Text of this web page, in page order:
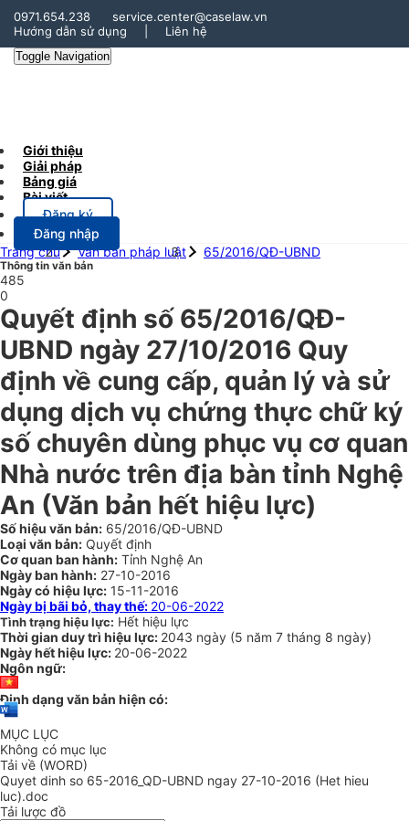
0971.654.238
service.center@caselaw.vn
Hướng dẫn sử dụng
Liên hệ
Toggle Navigation
Giới thiệu
Giải pháp
Bảng giá
Bài viết
Đăng ký
Đăng nhập
Trang chủ
Văn bản pháp luật 65/2016/QĐ-UBND
Thông tin văn bản
485
0
Quyết định số 65/2016/QĐ-
UBND ngày 27/10/2016 Quy
định về cung cấp, quản lý và sử
dụng dịch vụ chứng thực chữ ký
số chuyên dùng phục vụ cơ quan
Nhà nước trên địa bàn tỉnh Nghệ
An (Văn bản hết hiệu lực)
Số hiệu văn bản: 65/2016/QĐ-UBND
Loại văn bản: Quyết định
Cơ quan ban hành: Tỉnh Nghệ An
Ngày ban hành: 27-10-2016
Ngày có hiệu lực: 15-11-2016
Ngày bị bãi bỏ, thay thế: 20-06-2022
Tình trạng hiệu lực: Hết hiệu lực
Thời gian duy trì hiệu lực: 2043 ngày (5 năm 7 tháng 8 ngày)
Ngày hết hiệu lực: 20-06-2022
Ngôn ngữ:
Định dạng văn bản hiện có:
MỤC LỤC
Không có mục lục
Tải về (WORD)
Quyet dinh so 65-2016_QD-UBND ngay 27-10-2016 (Het hieu
luc).doc
Tải lược đồ